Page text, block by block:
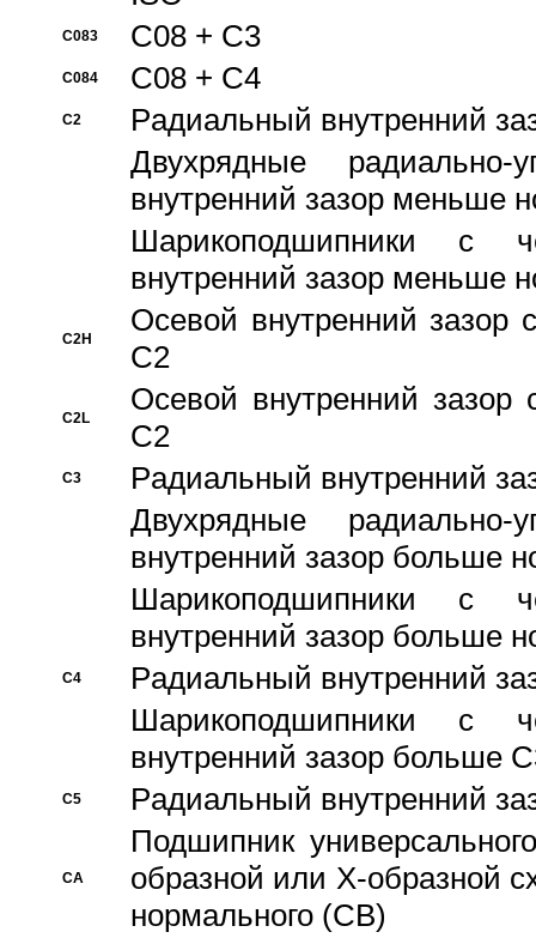
C083 C08 + C3
C084 C08 + C4
C2
Pадиальный внутренний
Двухрядные радиально-
внутренний зазор меньше
Шарикоподшипники с
внутренний зазор меньше
C2H
Осевой внутренний зазор
C2
C2L
Осевой внутренний зазор
C2
C3
Pадиальный внутренний
Двухрядные радиально-
внутренний зазор больше
Шарикоподшипники с
внутренний зазор больше
C4
Pадиальный внутренний
Шарикоподшипники с
внутренний зазор больше
C5 Pадиальный внутренний
CA
Подшипник
образной или Х-образной
нормального (CB)